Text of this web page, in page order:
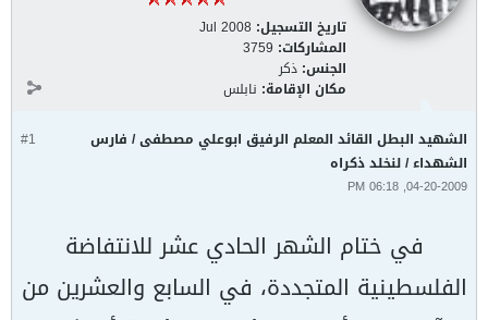
تاريخ التسجيل: Jul 2008
المشاركات: 3759
الجنس: ذكر
مكان الإقامة: نابلس
#1
الشهيد البطل القائد المعلم الرفيق ابوعلي مصطفى / فارس
الشهداء / لنخلد ذكراه
04-20-2009, 06:18 PM
في ختام الشهر الحادي عشر للانتفاضة
الفلسطينية المتجددة، في السابع والعشرين من